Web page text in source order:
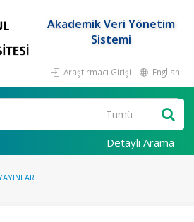
Akademik Veri Yönetim
Sistemi
Araştırmacı Girişi English
Detaylı Arama